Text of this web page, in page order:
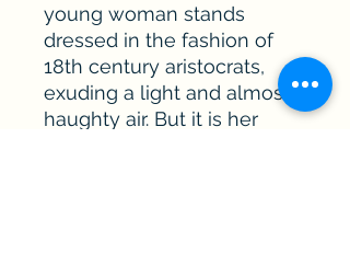
young woman stands
dressed in the fashion of
18th century aristocrats,
exuding a light and almost
haughty air. But it is her